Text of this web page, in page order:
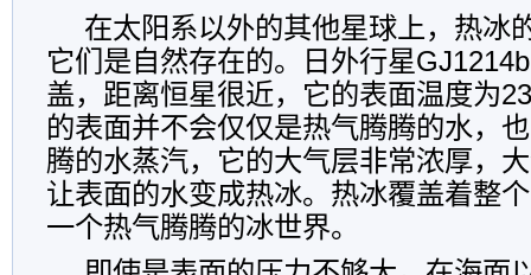
在太阳系以外的其他星球上，热冰
它们是自然存在的。日外行星
盖，距离恒星很近，它的表面温度为
的表面并不会仅仅是热气腾腾的水，
腾的水蒸汽，它的大气层非常浓厚，
让表面的水变成热冰。热冰覆盖着整
一个热气腾腾的冰世界。